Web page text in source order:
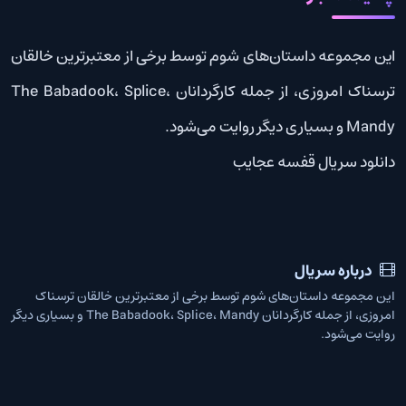
این مجموعه داستان‌های شوم توسط برخی از معتبرترین خالقان
ترسناک امروزی، از جمله کارگردانان The Babadook، Splice،
Mandy و بسیاری دیگر روایت می‌شود.
دانلود سریال قفسه عجایب
درباره سریال
این مجموعه داستان‌های شوم توسط برخی از معتبرترین خالقان ترسناک
امروزی، از جمله کارگردانان The Babadook، Splice، Mandy و بسیاری دیگر
روایت می‌شود.